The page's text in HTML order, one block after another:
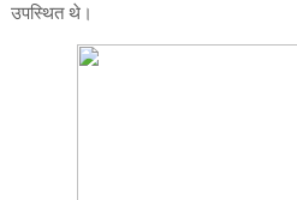
उपस्थित थे।